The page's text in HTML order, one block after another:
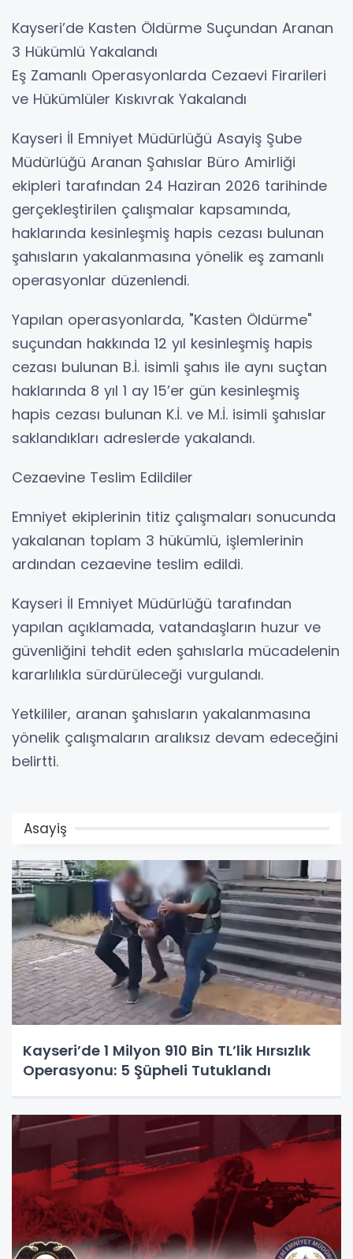
Kayseri’de Kasten Öldürme Suçundan Aranan
3 Hükümlü Yakalandı
Eş Zamanlı Operasyonlarda Cezaevi Firarileri
ve Hükümlüler Kıskıvrak Yakalandı
Kayseri İl Emniyet Müdürlüğü Asayiş Şube
Müdürlüğü Aranan Şahıslar Büro Amirliği
ekipleri tarafından 24 Haziran 2026 tarihinde
gerçekleştirilen çalışmalar kapsamında,
haklarında kesinleşmiş hapis cezası bulunan
şahısların yakalanmasına yönelik eş zamanlı
operasyonlar düzenlendi.
Yapılan operasyonlarda, "Kasten Öldürme"
suçundan hakkında 12 yıl kesinleşmiş hapis
cezası bulunan B.İ. isimli şahıs ile aynı suçtan
haklarında 8 yıl 1 ay 15’er gün kesinleşmiş
hapis cezası bulunan K.İ. ve M.İ. isimli şahıslar
saklandıkları adreslerde yakalandı.
Cezaevine Teslim Edildiler
Emniyet ekiplerinin titiz çalışmaları sonucunda
yakalanan toplam 3 hükümlü, işlemlerinin
ardından cezaevine teslim edildi.
Kayseri İl Emniyet Müdürlüğü tarafından
yapılan açıklamada, vatandaşların huzur ve
güvenliğini tehdit eden şahıslarla mücadelenin
kararlılıkla sürdürüleceği vurgulandı.
Yetkililer, aranan şahısların yakalanmasına
yönelik çalışmaların aralıksız devam edeceğini
belirtti.
Asayiş
Kayseri’de 1 Milyon 910 Bin TL’lik Hırsızlık
Operasyonu: 5 Şüpheli Tutuklandı